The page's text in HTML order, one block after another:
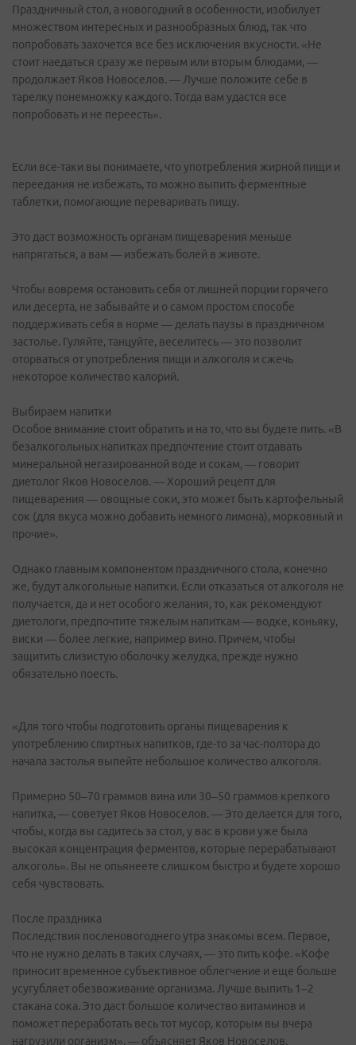
Праздничный стол, а новогодний в особенности, изобилует
множеством интересных и разнообразных блюд, так что
попробовать захочется все без исключения вкусности. «Не
стоит наедаться сразу же первым или вторым блюдами, —
продолжает Яков Новоселов. — Лучше положите себе в
тарелку понемножку каждого. Тогда вам удастся все
попробовать и не переесть».
Если все-таки вы понимаете, что употребления жирной пищи и
переедания не избежать, то можно выпить ферментные
таблетки, помогающие переваривать пищу.
Это даст возможность органам пищеварения меньше
напрягаться, а вам — избежать болей в животе.
Чтобы вовремя остановить себя от лишней порции горячего
или десерта, не забывайте и о самом простом способе
поддерживать себя в норме — делать паузы в праздничном
застолье. Гуляйте, танцуйте, веселитесь — это позволит
оторваться от употребления пищи и алкоголя и сжечь
некоторое количество калорий.
Выбираем напитки
Особое внимание стоит обратить и на то, что вы будете пить. «В
безалкогольных напитках предпочтение стоит отдавать
минеральной негазированной воде и сокам, — говорит
диетолог Яков Новоселов. — Хороший рецепт для
пищеварения — овощные соки, это может быть картофельный
сок (для вкуса можно добавить немного лимона), морковный и
прочие».
Однако главным компонентом праздничного стола, конечно
же, будут алкогольные напитки. Если отказаться от алкоголя не
получается, да и нет особого желания, то, как рекомендуют
диетологи, предпочтите тяжелым напиткам — водке, коньяку,
виски — более легкие, например вино. Причем, чтобы
защитить слизистую оболочку желудка, прежде нужно
обязательно поесть.
«Для того чтобы подготовить органы пищеварения к
употреблению спиртных напитков, где-то за час-полтора до
начала застолья выпейте небольшое количество алкоголя.
Примерно 50–70 граммов вина или 30–50 граммов крепкого
напитка, — советует Яков Новоселов. — Это делается для того,
чтобы, когда вы садитесь за стол, у вас в крови уже была
высокая концентрация ферментов, которые перерабатывают
алкоголь». Вы не опьянеете слишком быстро и будете хорошо
себя чувствовать.
После праздника
Последствия посленовогоднего утра знакомы всем. Первое,
что не нужно делать в таких случаях, — это пить кофе. «Кофе
приносит временное субъективное облегчение и еще больше
усугубляет обезвоживание организма. Лучше выпить 1–2
стакана сока. Это даст большое количество витаминов и
поможет переработать весь тот мусор, которым вы вчера
нагрузили организм», — объясняет Яков Новоселов.